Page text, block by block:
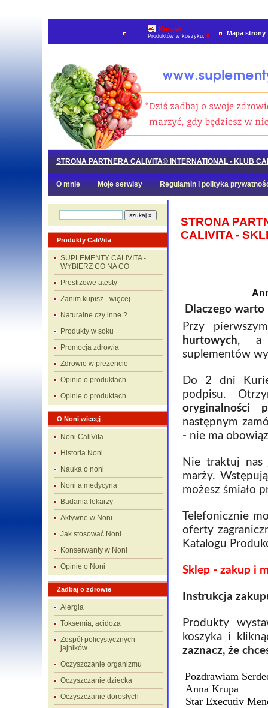
Koszyk
Produktów w koszyku: 0 Mapa strony
STRONA PARTNERA CALIVITA® INTERNATIONAL - KLUB
O mnie Moje serwisy Regulamin i polityka
Produkty CaliVita
SUPLEMENTY CALIVITA -
WYBIERZ CO NA CO
Prestiżowe atesty
Zanim kupisz - więcej ...
Naturalne czy inne ?
Produkty w soku
Promocja zdrowia
Zdrowie w prezencie
Opinie o produktach
Opinie o produktach
O Noni wiecęj
Noni CaliVita
Historia Noni
Nauka o noni
Noni a medycyna
Badania lekarzy
Aktywne w Noni
Jak stosować Noni
Konserwanty w Noni
Opinie o Noni
Zadbaj o zdrowie
Alergia
Toksemia, acidoza
Zespół policystycznych
jajników
Oczyszczanie organizmu
Oczyszczanie dziecka
Oczyszczanie dorosłych
STRONA
CALIVITA -
Dlaczego
Przy
hurtowych, a
suplementów
Do 2 dni
podpisu.
oryginalności
następnym
- nie ma
Nie traktuj nas
marży.
możesz śmiało
Telefonicznie
oferty
Katalogu
Sklep - zakup i
Instrukcja
Produkty
koszyka i
zaznacz, że
Pozdrawiam
Anna Krupa
Star Executiv